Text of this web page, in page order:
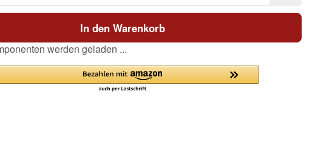
In den Warenkorb
werden geladen ...